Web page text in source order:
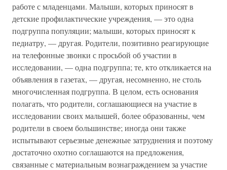
работе с младенцами. Малыши, которых приносят в
детские профилактические учреждения, — это одна
подгруппа популяции; малыши, которых приносят к
педиатру, — другая. Родители, позитивно реагирующие
на телефонные звонки с просьбой об участии в
исследовании, — одна подгруппа; те, кто откликается на
объявления в газетах, — другая, несомненно, не столь
многочисленная подгруппа. В целом, есть основания
полагать, что родители, соглашающиеся на участие в
исследовании своих малышей, более образованны, чем
родители в своем большинстве; иногда они также
испытывают серьезные денежные затруднения и поэтому
достаточно охотно соглашаются на предложения,
связанные с материальным вознаграждением за участие